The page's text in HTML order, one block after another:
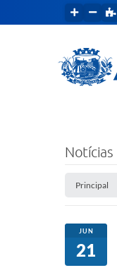
Notícias
Principal
JUN
21